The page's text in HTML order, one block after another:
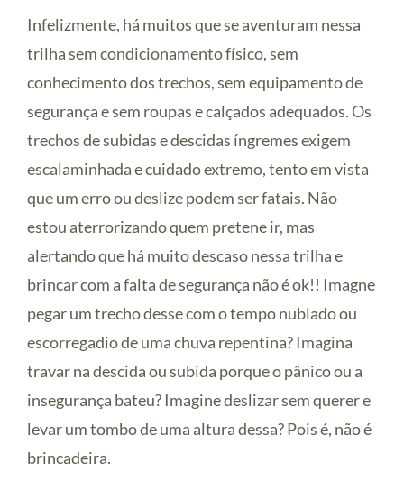
Infelizmente, há muitos que se aventuram nessa
trilha sem condicionamento físico, sem
conhecimento dos trechos, sem equipamento de
segurança e sem roupas e calçados adequados. Os
trechos de subidas e descidas íngremes exigem
escalaminhada e cuidado extremo, tento em vista
que um erro ou deslize podem ser fatais. Não
estou aterrorizando quem pretene ir, mas
alertando que há muito descaso nessa trilha e
brincar com a falta de segurança não é ok!! Imagne
pegar um trecho desse com o tempo nublado ou
escorregadio de uma chuva repentina? Imagina
travar na descida ou subida porque o pânico ou a
insegurança bateu? Imagine deslizar sem querer e
levar um tombo de uma altura dessa? Pois é, não é
brincadeira.